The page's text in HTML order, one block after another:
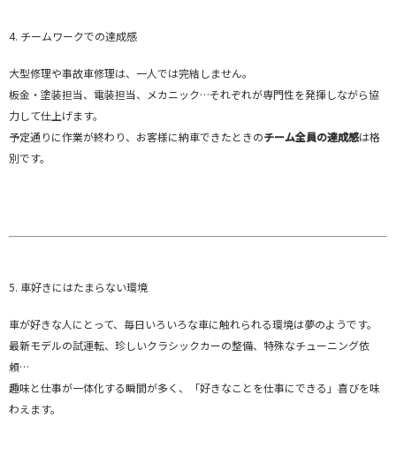
4. チームワークでの達成感
大型修理や事故車修理は、一人では完結しません。
板金・塗装担当、電装担当、メカニック…それぞれが専門性を発揮しながら協
力して仕上げます。
予定通りに作業が終わり、お客様に納車できたときのチーム全員の達成感は格
別です。
5. 車好きにはたまらない環境
車が好きな人にとって、毎日いろいろな車に触れられる環境は夢のようです。
最新モデルの試運転、珍しいクラシックカーの整備、特殊なチューニング依
頼…
趣味と仕事が一体化する瞬間が多く、「好きなことを仕事にできる」喜びを味
わえます。